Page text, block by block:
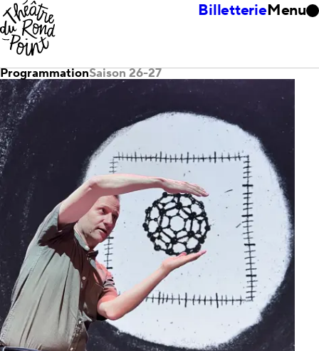
BilletterieMenu
ProgrammationSaison 26-27